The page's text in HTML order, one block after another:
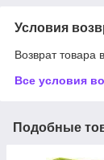
Условия
Возврат товара
Все условия
Подобные